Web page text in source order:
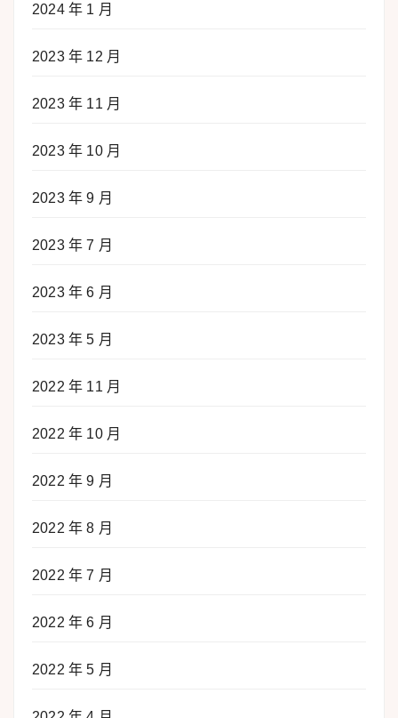
2024 年 1 月
2023 年 12 月
2023 年 11 月
2023 年 10 月
2023 年 9 月
2023 年 7 月
2023 年 6 月
2023 年 5 月
2022 年 11 月
2022 年 10 月
2022 年 9 月
2022 年 8 月
2022 年 7 月
2022 年 6 月
2022 年 5 月